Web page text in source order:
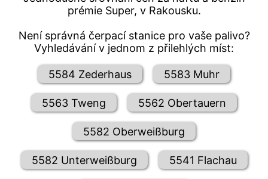
prémie Super, v Rakousku.
Není správná čerpací stanice pro vaše palivo?
Vyhledávání v jednom z přilehlých míst:
5584 Zederhaus 5583 Muhr
5563 Tweng 5562 Obertauern
5582 Oberweißburg
5582 Unterweißburg 5541 Flachau